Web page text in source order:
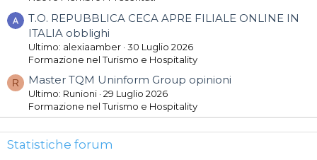
T.O. REPUBBLICA CECA APRE FILIALE ONLINE IN
ITALIA obblighi
Ultimo: alexiaamber 30 Luglio 2026
Formazione nel Turismo e Hospitality
R Master TQM Uninform Group opinioni
Ultimo: Runioni 29 Luglio 2026
Formazione nel Turismo e Hospitality
Statistiche forum